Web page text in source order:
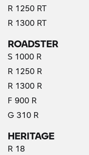
R 1250 RT
R 1300 RT
ROADSTER
S 1000 R
R 1250 R
R 1300 R
F 900 R
G 310 R
HERITAGE
R 18